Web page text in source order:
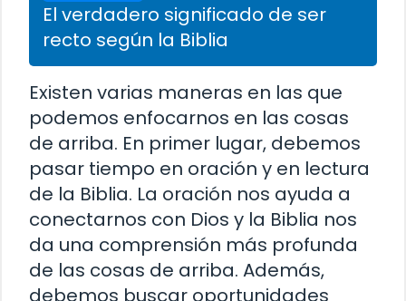
El verdadero significado de ser
recto según la Biblia
Existen varias maneras en las que
podemos enfocarnos en las cosas
de arriba. En primer lugar, debemos
pasar tiempo en oración y en lectura
de la Biblia. La oración nos ayuda a
conectarnos con Dios y la Biblia nos
da una comprensión más profunda
de las cosas de arriba. Además,
debemos buscar oportunidades